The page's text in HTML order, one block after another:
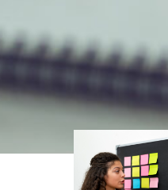
escaláveis e
lucrativos
Ana
Duarte